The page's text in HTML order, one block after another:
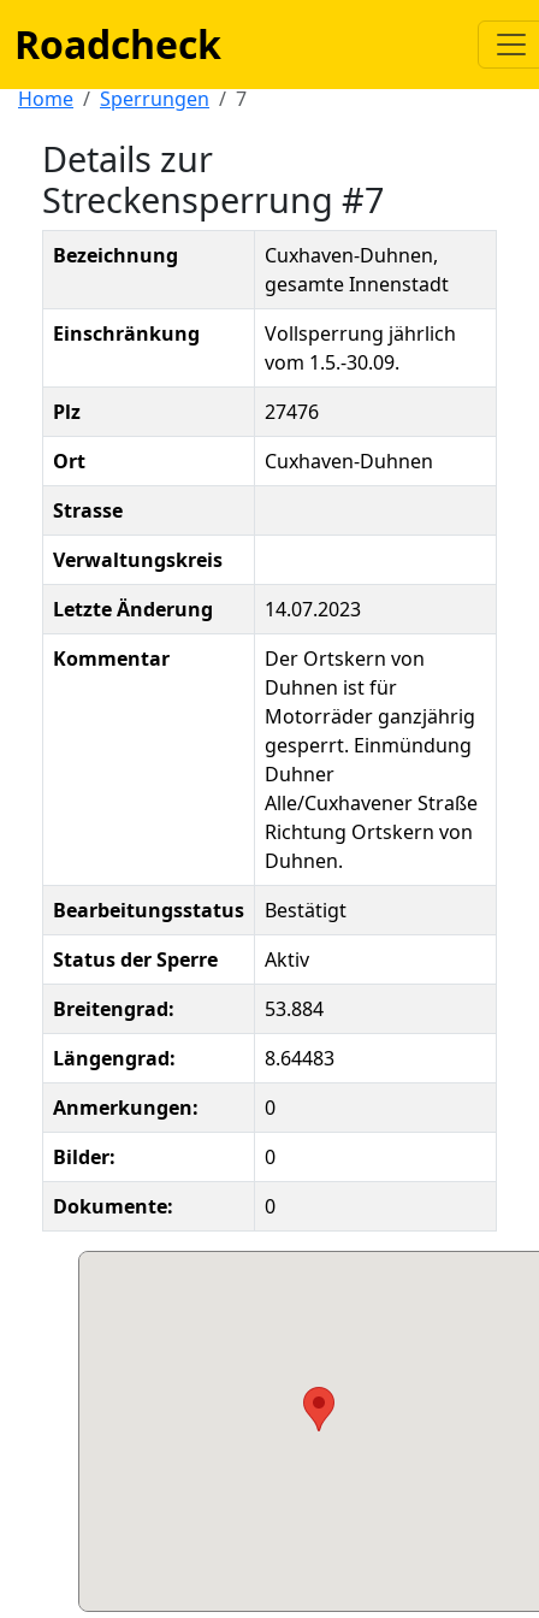
Roadcheck
Home Sperrungen 7
Details zur
Streckensperrung #7
Bezeichnung
Cuxhaven-Duhnen,
gesamte Innenstadt
Einschränkung
Vollsperrung jährlich
vom 1.5.-30.09.
Plz
27476
Ort
Cuxhaven-Duhnen
Strasse
Verwaltungskreis
Letzte Änderung
14.07.2023
Kommentar
Der Ortskern von
Duhnen ist für
Motorräder ganzjährig
gesperrt. Einmündung
Duhner
Alle/Cuxhavener Straße
Richtung Ortskern von
Duhnen.
Bearbeitungsstatus
Bestätigt
Status der Sperre
Aktiv
Breitengrad:
53.884
Längengrad:
8.64483
Anmerkungen:
0
Bilder:
0
Dokumente:
0